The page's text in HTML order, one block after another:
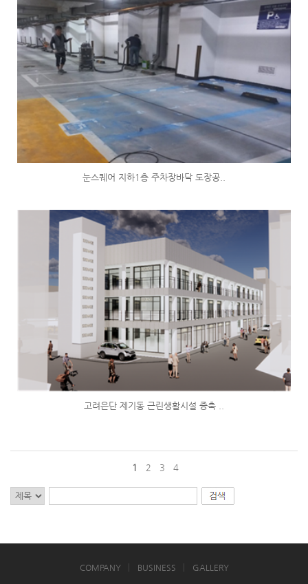
눈스퀘어 지하1층 주차장바닥 도장공..
고려은단 제기동 근린생활시설 증축 ..
1 2 3 4
COMPANY BUSINESS GALLERY